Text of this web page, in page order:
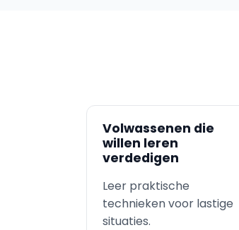
Volwassenen die
willen leren
verdedigen
Leer praktische
technieken voor lastige
situaties.